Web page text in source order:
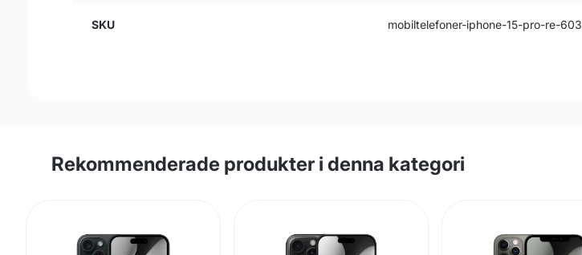
SKU mobiltelefoner-iphone-15-pro-re-603
Rekommenderade produkter i denna kategori